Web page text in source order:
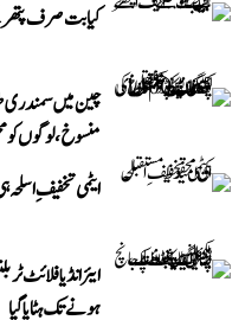
کیا بت صرف
منسوخ، لوگوں کو
ایٹمی تخفیفِ
ایئر انڈیا فلائٹ
ہونے تک ہٹایا گیا